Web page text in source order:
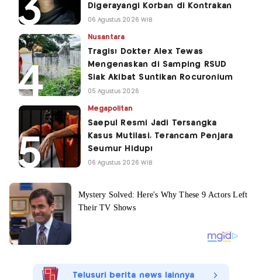
Digerayangi Korban di Kontrakan
06 Agustus 2026 WIB
Nusantara
Tragis! Dokter Alex Tewas
Mengenaskan di Samping RSUD
Siak Akibat Suntikan Rocuronium
05 Agustus 2026
Megapolitan
Saepul Resmi Jadi Tersangka
Kasus Mutilasi, Terancam Penjara
Seumur Hidup!
06 Agustus 2026 WIB
Telusuri berita news lainnya